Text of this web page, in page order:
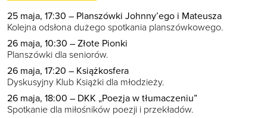
25 maja, 17:30 – Planszówki Johnny’ego i Mateusza
Kolejna odsłona dużego spotkania planszówkowego.
26 maja, 10:30 – Złote Pionki
Planszówki dla seniorów.
26 maja, 17:20 – Książkosfera
Dyskusyjny Klub Książki dla młodzieży.
26 maja, 18:00 – DKK „Poezja w tłumaczeniu”
Spotkanie dla miłośników poezji i przekładów.